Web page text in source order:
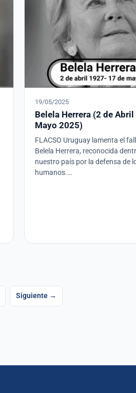
19/05/2025
Belela Herrera (2 de
Mayo 2025)
FLACSO Uruguay lamenta el
Belela Herrera, reconocida
nuestro país por la defensa de
humanos.…
Siguiente →